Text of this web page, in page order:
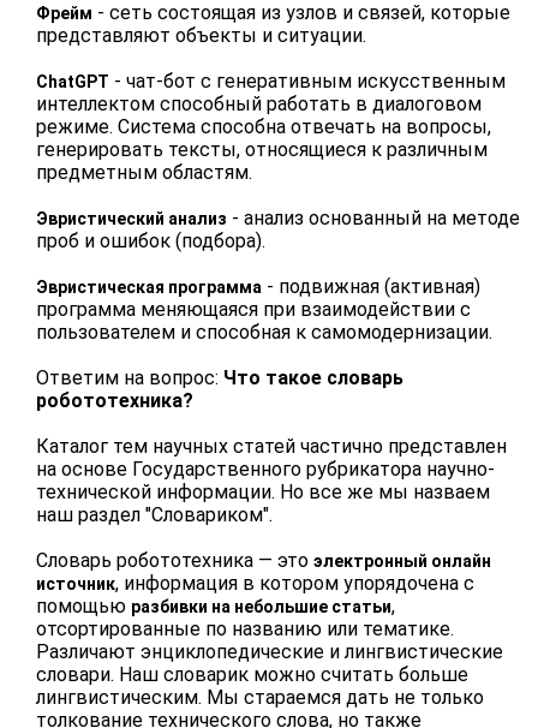
Фрейм - сеть состоящая из узлов и связей, которые
представляют объекты и ситуации.
ChatGPT - чат-бот с генеративным искусственным
интеллектом способный работать в диалоговом
режиме. Система способна отвечать на вопросы,
генерировать тексты, относящиеся к различным
предметным областям.
Эвристический анализ - анализ основанный на методе
проб и ошибок (подбора).
Эвристическая программа - подвижная (активная)
программа меняющаяся при взаимодействии с
пользователем и способная к самомодернизации.
Ответим на вопрос: Что такое словарь
робототехника?
Каталог тем научных статей частично представлен
на основе Государственного рубрикатора научно-
технической информации. Но все же мы назваем
наш раздел "Словариком".
Словарь робототехника — этоэлектронный онлайн
источник, информация в котором упорядочена c
помощью разбивки на небольшие статьи,
отсортированные по названию или тематике.
Различают энциклопедические и лингвистические
словари. Наш словарик можно считать больше
лингвистическим. Мы стараемся дать не только
толкование технического слова, но также